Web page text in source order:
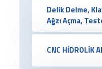
Delik Delme,
Ağzı Açma,
CNC HİDROLİK